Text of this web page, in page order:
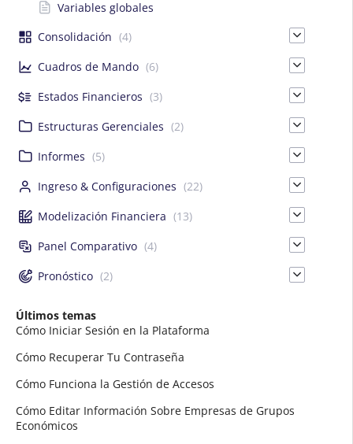
Variables globales
Consolidación (4)
Cuadros de Mando (6)
Estados Financieros (3)
Estructuras Gerenciales (2)
Informes (5)
Ingreso & Configuraciones (22)
Modelización Financiera (13)
Panel Comparativo (4)
Pronóstico (2)
Últimos temas
Cómo Iniciar Sesión en la Plataforma
Cómo Recuperar Tu Contraseña
Cómo Funciona la Gestión de Accesos
Cómo Editar Información Sobre Empresas de Grupos
Económicos